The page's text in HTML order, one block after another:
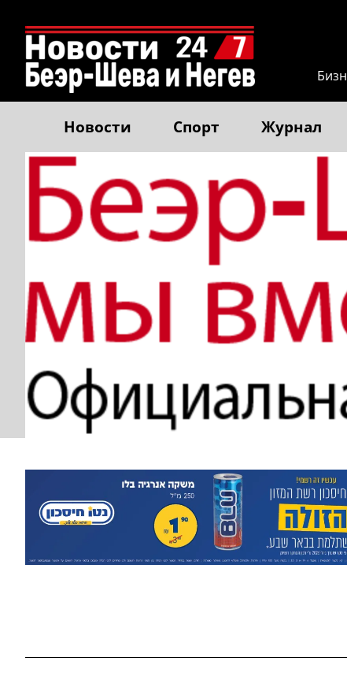
Новости Спорт Журнал